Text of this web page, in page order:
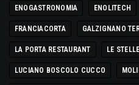
ENOGASTRONOMIA ENOLITECH
FRANCIACORTA GALZIGNANO
LA PORTA RESTAURANT LE
LUCIANO BOSCOLO CUCCO